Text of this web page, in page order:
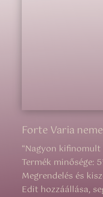
Forte Varia
“Nagyon kifinomult
Termék minősége:
Megrendelés és
Edit hozzáállása,